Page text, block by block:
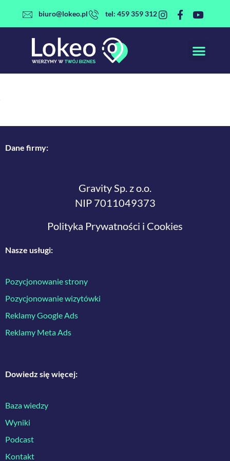
do
biuro@lokeo.pl tel: 459 359 312
Dane firmy:
Gravity Sp. z o.o.
NIP 7011049373
Polityka Prywatności i Cookies
Nasze usługi:
Pozycjonowanie strony
Pozycjonowanie wizytówki
Reklamy Google Ads
Reklamy Meta Ads
Dowiedz się więcej:
Baza wiedzy
Wyniki
Podcast
Kontakt